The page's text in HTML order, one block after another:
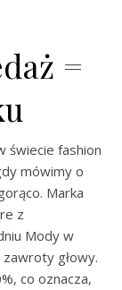
=
świecie fashion
mówimy o
Marka
z
Mody w
głowy.
co oznacza,